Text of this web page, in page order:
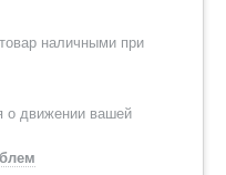
наличными при
о движении вашей